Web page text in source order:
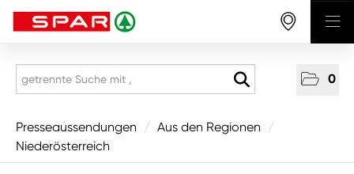
0
Presseaussendungen
National
Presseaussendungen / Aus den Regionen
/
Niederösterreich